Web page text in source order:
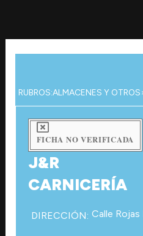
contenido
RUBROS:ALMACENES Y OTROS
FICHA NO VERIFICADA
J&R
CARNICERÍA
DIRECCIÓN: Calle Rojas